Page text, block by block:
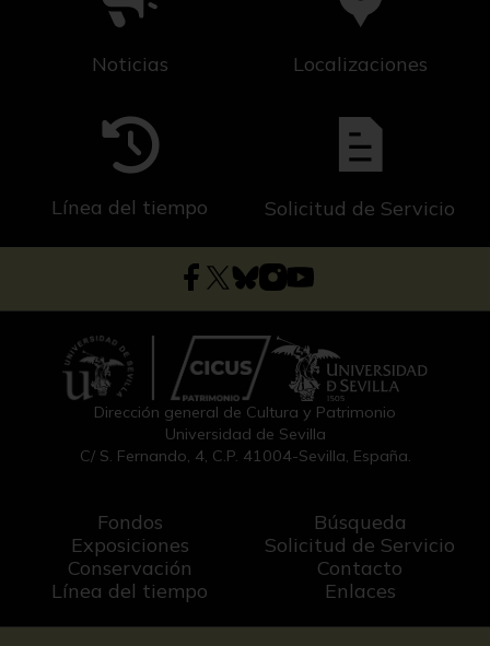
Noticias Localizaciones
Línea del tiempo Solicitud de Servicio
Dirección general de Cultura y Patrimonio
Universidad de Sevilla
C/ S. Fernando, 4, C.P. 41004-Sevilla, España.
Fondos
Exposiciones
Conservación
Línea del tiempo
Búsqueda
Solicitud de Servicio
Contacto
Enlaces